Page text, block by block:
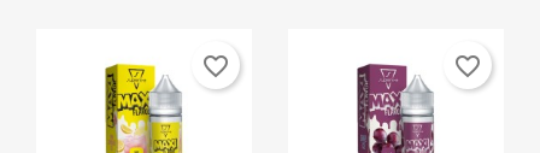
favorite_border favorite_border